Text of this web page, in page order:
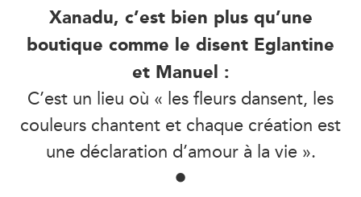
Xanadu, c’est bien plus qu’une
boutique comme le disent Eglantine
et Manuel :
C’est un lieu où « les fleurs dansent, les
couleurs chantent et chaque création est
une déclaration d’amour à la vie ».
•